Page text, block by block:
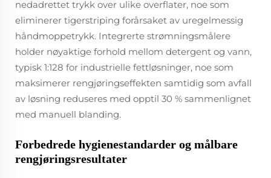
nedadrettet trykk over ulike overflater, noe som
eliminerer tigerstriping forårsaket av uregelmessig
håndmoppetrykk. Integrerte strømningsmålere
holder nøyaktige forhold mellom detergent og vann,
typisk 1:128 for industrielle fettløsninger, noe som
maksimerer rengjøringseffekten samtidig som avfall
av løsning reduseres med opptil 30 % sammenlignet
med manuell blanding.
Forbedrede hygienestandarder og målbare
rengjøringsresultater